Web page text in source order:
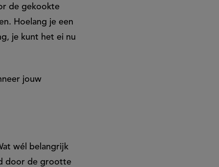
de gekookte
Hoelang je een
je kunt het ei nu
jouw
wél belangrijk
door de grootte